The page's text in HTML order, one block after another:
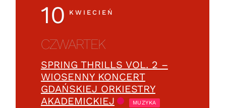
10 KWIECIEŃ
CZWARTEK
SPRING THRILLS VOL. 2 –
WIOSENNY KONCERT
GDAŃSKIEJ ORKIESTRY
AKADEMICKIEJ
MUZYKA